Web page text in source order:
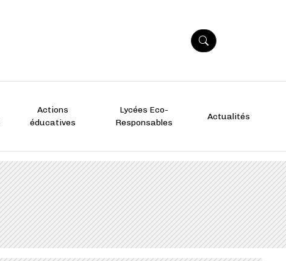
Actions
éducatives
Lycées Eco-
Responsables
Actualités